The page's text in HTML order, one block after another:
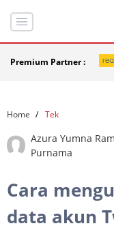
Premium Partner :
Home Tek
Azura Yumna
Purnama
Cara
data akun